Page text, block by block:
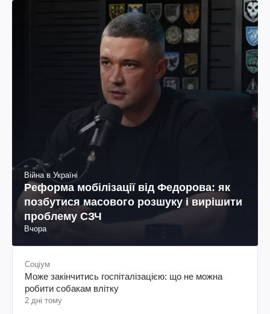
Війна в Україні
Реформа мобілізації від Федорова: як
позбутися масового розшуку і вирішити
проблему СЗЧ
Вчора
Соціум
Може закінчитись госпіталізацією: що не можна
робити собакам влітку
2 дні тому